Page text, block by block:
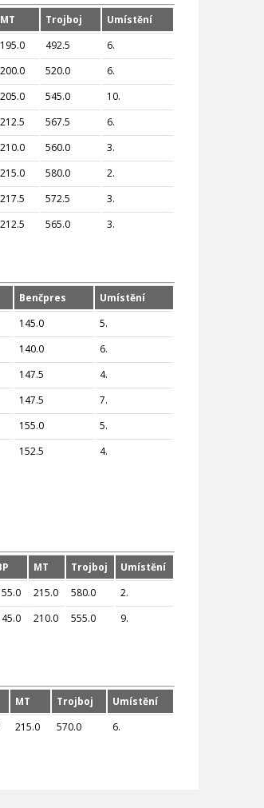
MT Trojboj
Umístění
195.0 492.5
6.
200.0 520.0
6.
205.0 545.0
10.
212.5 567.5
6.
210.0 560.0
3.
215.0 580.0
2.
217.5 572.5
3.
212.5 565.0 3.
Benčpres
Umístění
145.0
5.
140.0
6.
147.5
4.
147.5
7.
155.0
5.
152.5 4.
MT Trojboj
Umístění
215.0 580.0
2.
210.0 555.0 9.
MT Trojboj
Umístění
215.0 570.0 6.